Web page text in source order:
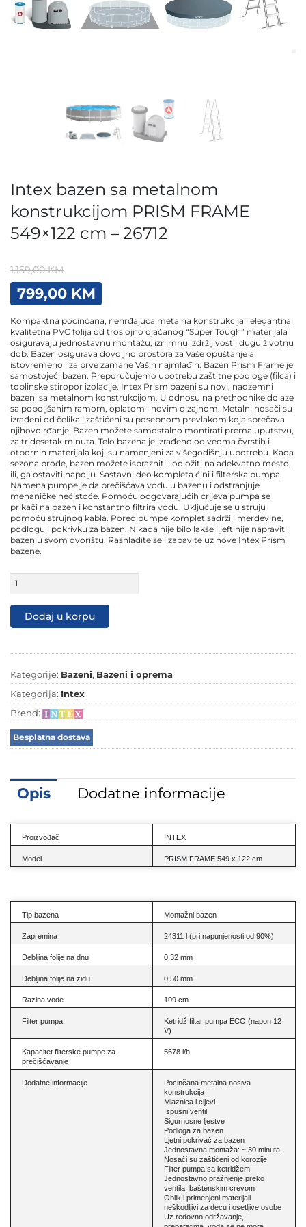
Intex bazen sa metalnom
konstrukcijom PRISM FRAME
549×122 cm – 26712
1.159,00KM
Original
price
was:
1.159,00 KM.
799,00 KM
Current
price
is:
799,00 KM.
Kompaktna pocinčana, nehrđajuća metalna konstrukcija i elegantnai
kvalitetna PVC folija od troslojno ojačanog “Super Tough” materijala
osiguravaju jednostavnu montažu, iznimnu izdržljivost i dugu životnu
dob. Bazen osigurava dovoljno prostora za Vaše opuštanje a
istovremeno i za prve zamahe Vaših najmlađih. Bazen Prism Frame je
samostojeći bazen. Preporučujemo upotrebu zaštitne podloge (filca) i
toplinske stiropor izolacije. Intex Prism bazeni su novi, nadzemni
bazeni sa metalnom konstrukcijom. U odnosu na prethodnike dolaze
sa poboljšanim ramom, oplatom i novim dizajnom. Metalni nosači su
izrađeni od čelika i zaštićeni su posebnom prevlakom koja sprečava
njihovo rđanje. Bazen možete samostalno montirati prema uputstvu,
za tridesetak minuta. Telo bazena je izrađeno od veoma čvrstih i
otpornih materijala koji su namenjeni za višegodišnju upotrebu. Kada
sezona prođe, bazen možete isprazniti i odložiti na adekvatno mesto,
ili, ga ostaviti napolju. Sastavni deo kompleta čini i filterska pumpa.
Namena pumpe je da prečišćava vodu u bazenu i odstranjuje
mehaničke nečistoće. Pomoću odgovarajućih crijeva pumpa se
prikači na bazen i konstantno filtrira vodu. Uključuje se u struju
pomoću strujnog kabla. Pored pumpe komplet sadrži i merdevine,
podlogu i pokrivku za bazen. Nikada nije bilo lakše i jeftinije napraviti
bazen u svom dvorištu. Rashladite se i zabavite uz nove Intex Prism
bazene.
Intex
bazen
metalnom
konstrukcijom
549×122
–
26712
količina
Dodaj u korpu
Kategorije: Bazeni, Bazeni i oprema
Kategorija: Intex
Brend:
Besplatna dostava
Opis Dodatne informacije
Proizvođač INTEX
Model PRISM FRAME 549 x 122 cm
Tip bazena Montažni bazen
Zapremina 24311 l (pri napunjenosti od 90%)
Debljina folije na dnu 0.32 mm
Debljina folije na zidu 0.50 mm
Razina vode 109 cm
Filter pumpa
Ketridž filtar pumpa ECO (napon 12
V)
Kapacitet filterske pumpe za
prečišćavanje
5678 l/h
Dodatne informacije
Pocinčana metalna nosiva
konstrukcija
Mlaznica i cijevi
Ispusni ventil
Sigurnosne ljestve
Podloga za bazen
Ljetni pokrivač za bazen
Jednostavna montaža: ~ 30 minuta
Nosači su zaštićeni od korozije
Filter pumpa sa ketridžem
Jednostavno pražnjenje preko
ventila, baštenskim crevom
Oblik i primenjeni materijali
neškodljivi za decu i osetljive osobe
Uz redovno održavanje,